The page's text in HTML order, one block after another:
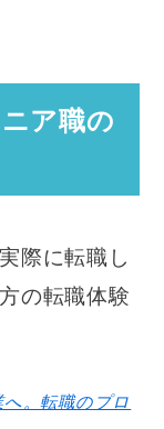
ア職の
際に転職し
の転職体験
。転職のプロ